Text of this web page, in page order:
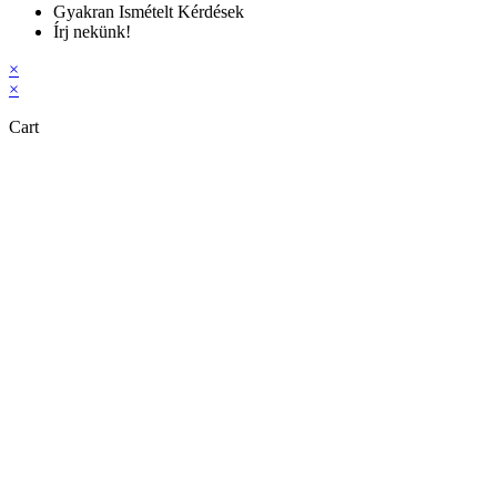
Gyakran Ismételt Kérdések
Írj nekünk!
×
×
Cart